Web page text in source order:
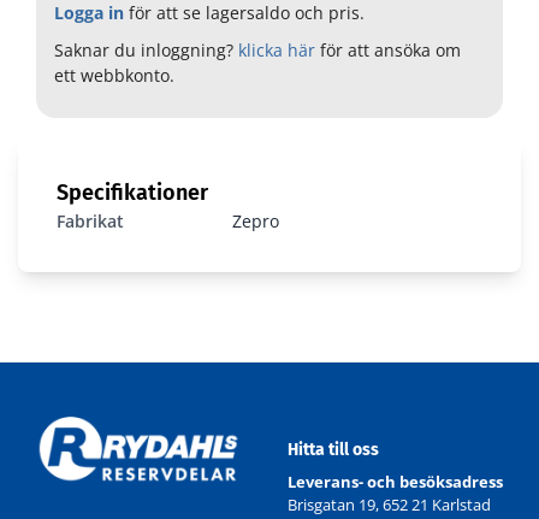
Logga in för att se lagersaldo och pris.
Saknar du inloggning? klicka här för att ansöka om
ett webbkonto.
Specifikationer
Fabrikat Zepro
Hitta till oss
Leverans- och besöksadress
Brisgatan 19, 652 21 Karlstad